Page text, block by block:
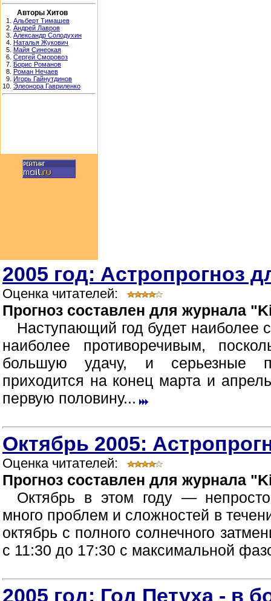
Авторы Хитов
1. Альберт Тимашев
2. Андрей Лавров
3. Александр Солодухин
4. Наталья Жукович
5. Майя Синеокая
6. Сергей Сморовоз
7. Борис Романов
8. Роман Нечаев
9. Игорь Гайнутдинов
10. Элеонора Гавриленко
2005 год: Астропрогноз
Оценка читателей:
Прогноз составлен для журнала
Наступающий год будет наиболее
наиболее противоречивым,
большую удачу, и серьезные
приходится на конец марта и
первую половину...
Октябрь 2005:
Оценка читателей:
Прогноз составлен для журнала
Октябрь в этом году —
много проблем и сложностей в
октябрь с полного солнечного
с 11:30 до 17:30 с максимальной
2005 год: Год Петуха - в